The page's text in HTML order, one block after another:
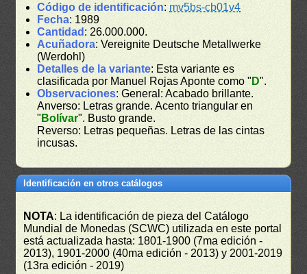
Código de identificación: mv5bs-cb01v4
Fecha: 1989
Cantidad : 26.000.000.
Acuñadora: Vereignite Deutsche Metallwerke
(Werdohl)
Detalles de la variante: Esta variante es
clasificada por Manuel Rojas Aponte como " D".
Observaciones: General: Acabado brillante.
Anverso: Letras grande. Acento triangular en
" Bolívar". Busto grande.
Reverso: Letras pequeñas. Letras de las cintas
incusas.
Identificación en otros catálogos
NOTA: La identificación de pieza del Catálogo
Mundial de Monedas (SCWC) utilizada en este portal
está actualizada hasta: 1801-1900 (7ma edición -
2013), 1901-2000 (40ma edición - 2013) y 2001-2019
(13ra edición - 2019)